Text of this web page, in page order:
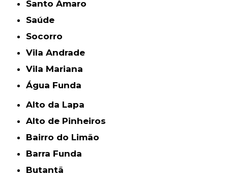
Santo Amaro
Saúde
Socorro
Vila Andrade
Vila Mariana
Água Funda
Alto da Lapa
Alto de Pinheiros
Bairro do Limão
Barra Funda
Butantã